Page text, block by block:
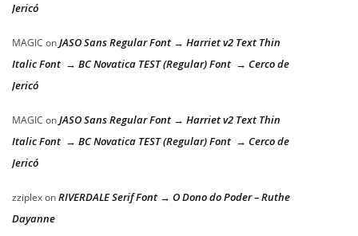
Jericó
MAGIC onJASO Sans Regular Font → Harriet v2 Text Thin
Italic Font → BC Novatica TEST (Regular) Font → Cerco de
Jericó
MAGIC onJASO Sans Regular Font → Harriet v2 Text Thin
Italic Font → BC Novatica TEST (Regular) Font → Cerco de
Jericó
zziplexonRIVERDALE Serif Font → O Dono do Poder – Ruthe
Dayanne